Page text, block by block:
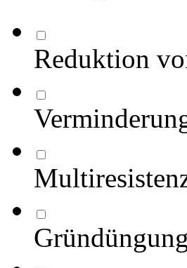
Reduktion
Gründüngung